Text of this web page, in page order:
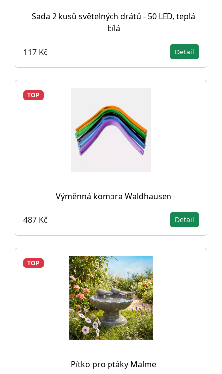
Sada 2 kusů světelných drátů - 50 LED, teplá
bílá
117 Kč Detail
TOP
Výměnná komora Waldhausen
487 Kč Detail
TOP
Pítko pro ptáky Malme